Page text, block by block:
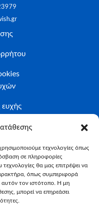
τεχνολογίες όπως
σε πληροφορίες
θα μας επιτρέψει να
όπως συμπεριφορά
αυτόν τον ιστότοπο. Η μη
μπορεί να επηρεάσει
ευχής